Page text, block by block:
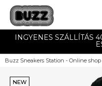
INGYENES SZÁLLÍTÁS
Buzz Sneakers Station - Online shop
NEW